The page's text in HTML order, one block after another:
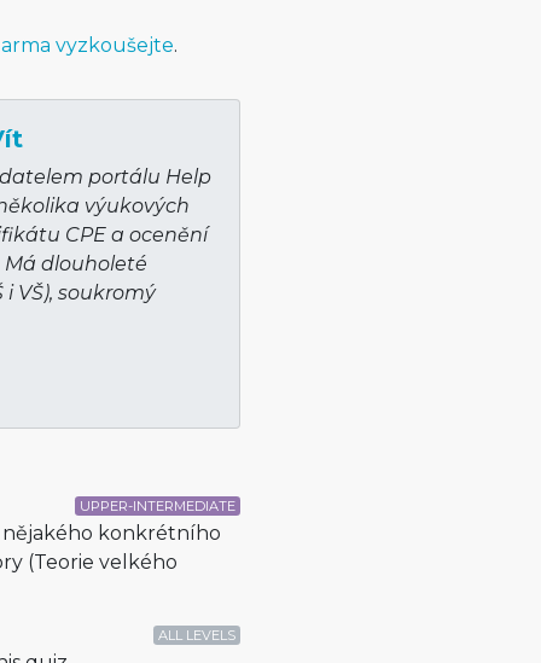
vyzkoušejte.
portálu Help
výukových
CPE a ocenění
Má dlouholeté
i VŠ), soukromý
UPPER-INTERMEDIATE
nějakého konkrétního
(Teorie velkého
ALL LEVELS